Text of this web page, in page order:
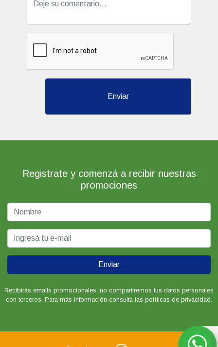
Enviar
Registrate y comenzá a recibir nuestras
promociones
Enviar
Recibirás emails promocionales, no compartiremos tus datos personales
con terceros. Para más información consulta las políticas de privacidad.